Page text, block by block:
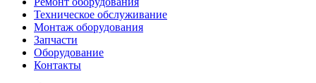
Техническое обслуживание
Монтаж оборудования
Запчасти
Оборудование
Контакты